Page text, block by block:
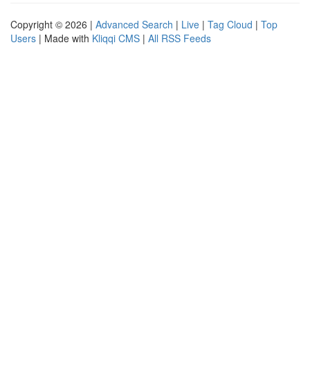
Copyright © 2026 | Advanced Search | Live | Tag Cloud | Top
Users | Made with Kliqqi CMS | All RSS Feeds